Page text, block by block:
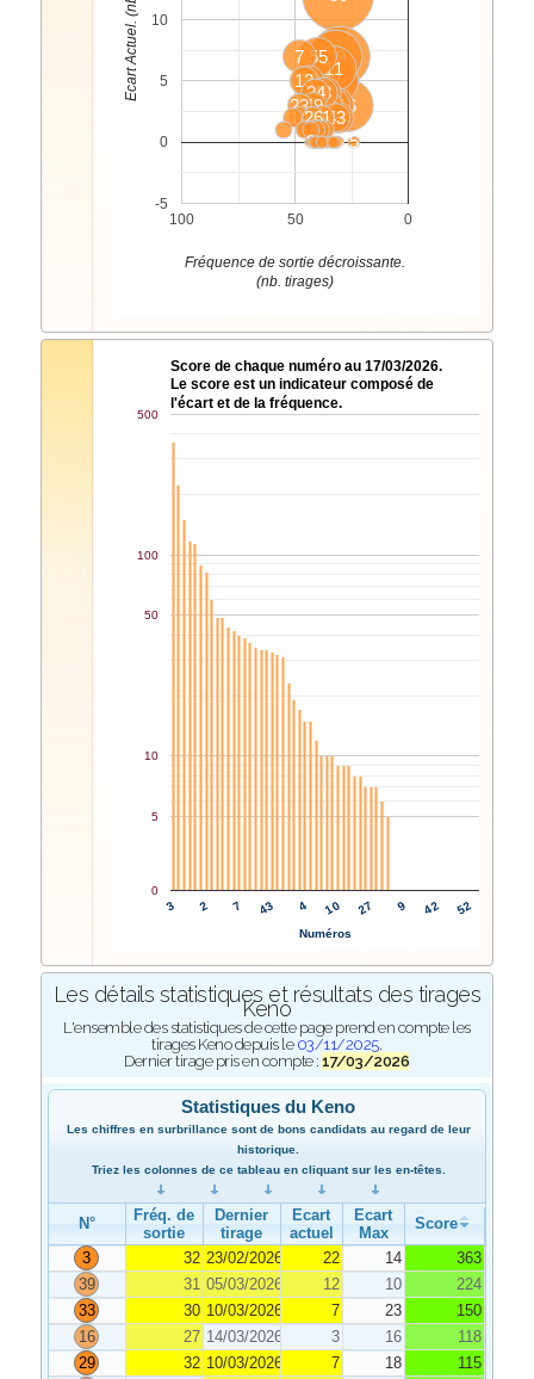
33
16
29
2
11
55
22
54
7
25
35
8
30
32
37
48
13
24
43
49
23
31
4
1426
1
5
6
9
100 50 0
-5
0
5
10
Fréquence de sortie décroissante.
(nb. tirages)
Score de chaque numéro au 17/03/2026.
Le score est un indicateur composé de
l'écart et de la fréquence.
3 2 7 43 4 10 27 9 42 52
0
5
10
50
100
500
Numéros
Les détails statistiques et résultats des tirages
Keno
L'ensemble des statistiques de cette page prend en compte les
tirages Keno depuis le 03/11/2025.
Dernier tirage pris en compte :17/03/2026
Statistiques du Keno
Les chiffres en surbrillance sont de bons candidats au regard de leur
historique.
Triez les colonnes de ce tableau en cliquant sur les en-têtes.
N°
Fréq. de
sortie
Dernier
tirage
Ecart
actuel
Ecart
Max
Score
3
32 23/02/2026 22 14
363
39
31 05/03/2026 12 10
224
33
30 10/03/2026 7 23
150
16
27 14/03/2026 3 16
118
29
32 10/03/2026 7 18
115